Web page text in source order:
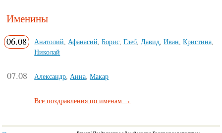
Именины
06.08 Анатолий,Афанасий,Борис,Глеб,Давид,Иван,Кристина,
Николай
07.08 Александр,Анна,Макар
Все поздравления по именам →